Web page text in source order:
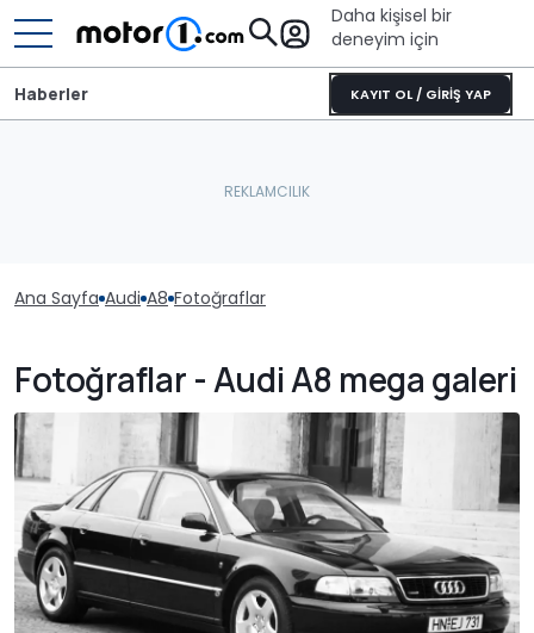
Daha kişisel bir
deneyim için
KAYIT OL / GİRİŞ YAP
Haberler
Ana Sayfa Audi A8 Fotoğraflar
Fotoğraflar - Audi A8 mega galeri